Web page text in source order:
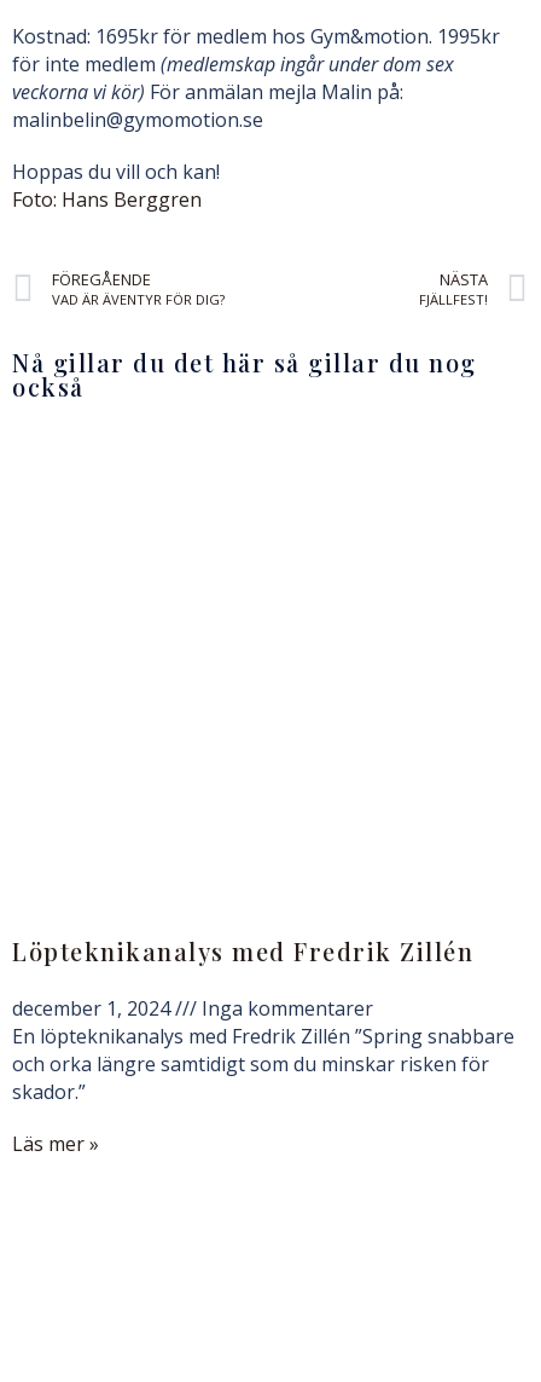
Kostnad: 1695kr för medlem hos Gym&motion. 1995kr
för inte medlem (medlemskap ingår under dom sex
veckorna vi kör) För anmälan mejla Malin på:
malinbelin@gymomotion.se
Hoppas du vill och kan!
Foto: Hans Berggren
FÖREGÅENDE
VAD ÄR ÄVENTYR FÖR DIG?
NÄSTA
FJÄLLFEST!
Nå gillar du det här så gillar du nog
också
Löpteknikanalys med Fredrik Zillén
december 1, 2024
Inga kommentarer
En löpteknikanalys med Fredrik Zillén ”Spring snabbare
och orka längre samtidigt som du minskar risken för
skador.”
Läs mer »